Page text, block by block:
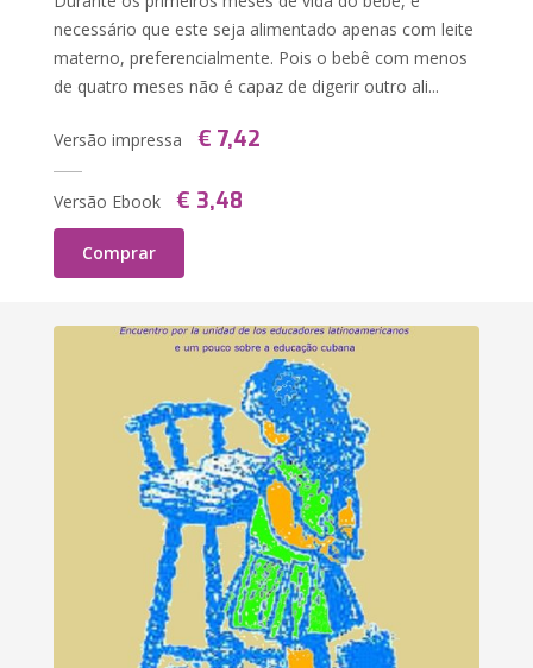
necessário que este seja alimentado apenas com leite
materno, preferencialmente. Pois o bebê com menos
de quatro meses não é capaz de digerir outro ali...
Versão impressa € 7,42
Versão Ebook € 3,48
Comprar